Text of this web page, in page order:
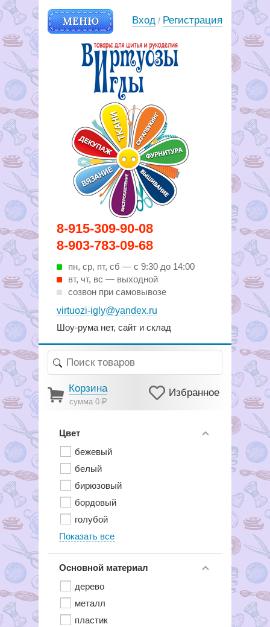
8-915-309-90-08
8-903-783-09-68
пн, ср, пт, cб — с 9:30 до 14:00
вт, чт, вс — выходной
созвон при самовывозе
virtuozi-igly@yandex.ru
Шоу-рума нет, сайт и склад
МЕНЮ
Вирутозы иглы. Товары для
шитья и рукоделья
Вход / Регистрация
Корзина
сумма 0Р
Избранное
Цвет
бежевый
белый
бирюзовый
бордовый
голубой
Показать все
Основной материал
дерево
металл
пластик